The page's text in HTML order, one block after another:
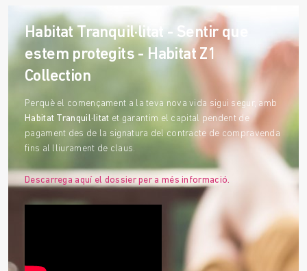
Habitat Tranquil·litat - Sentir que
estem protegits - Habitat Z1
Collection
Perquè el començament a la teva nova vida sigui segur, amb
Habitat Tranquil·litat et garantim el capital pendent de
pagament des de la signatura del contracte de compravenda
fins al lliurament de claus.
Descarrega aquí el dossier per a més informació.